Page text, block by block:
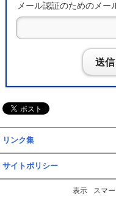
メール認証のためのメー
送信
リンク集
サイトポリシー
表示 スマ